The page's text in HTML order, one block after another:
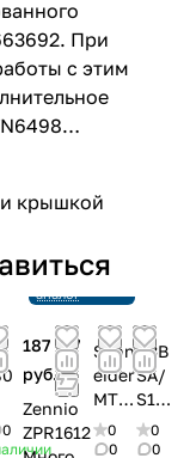
При
с этим
крышкой
0
производства
Ссылка на
187 777
руб.
Zennio
ZPR1612
Schn
eider
MTN
6468
08
0
0
ABB
SA/
S12.
6.1.
1
0
0